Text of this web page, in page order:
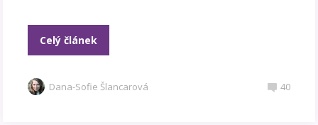
Celý článek
Dana-Sofie Šlancarová 40